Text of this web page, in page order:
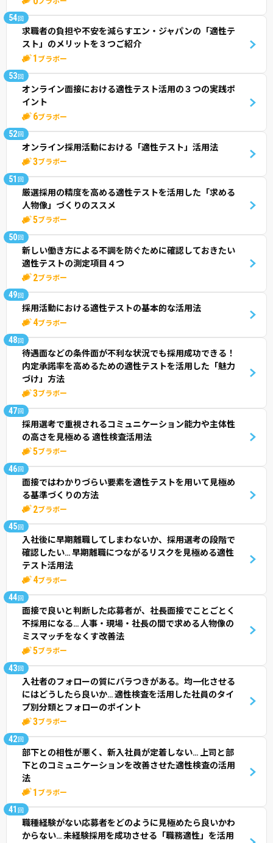
54回
求職者の負担や不安を減らすエン・ジャパンの「適性テ
スト」のメリットを３つご紹介
1 ブラボー
53回
オンライン面接における適性テスト活用の３つの実践ポ
イント
6ブラボー
52回
オンライン採用活動における「適性テスト」活用法
3ブラボー
51 回
厳選採用の精度を高める適性テストを活用した「求める
人物像」づくりのススメ
5ブラボー
50回
新しい働き方による不調を防ぐために確認しておきたい
適性テストの測定項目４つ
2ブラボー
49回
採用活動における適性テストの基本的な活用法
4ブラボー
48回
待遇面などの条件面が不利な状況でも採用成功できる！
内定承諾率を高めるための適性テストを活用した「魅力
づけ」方法
3ブラボー
47回
採用選考で重視されるコミュニケーション能力や主体性
の高さを見極める 適性検査活用法
5ブラボー
46回
面接ではわかりづらい要素を適性テストを用いて見極め
る基準づくりの方法
2ブラボー
45回
入社後に早期離職してしまわないか、採用選考の段階で
確認したい… 早期離職につながるリスクを見極める適性
テスト活用法
4ブラボー
44回
面接で良いと判断した応募者が、社長面接でことごとく
不採用になる… 人事・現場・社長の間で求める人物像の
ミスマッチをなくす改善法
5ブラボー
43回
入社者のフォローの質にバラつきがある。均一化させる
にはどうしたら良いか… 適性検査を活用した社員のタイ
プ別分類とフォローのポイント
3ブラボー
42回
部下との相性が悪く、新入社員が定着しない… 上司と部
下とのコミュニケーションを改善させた適性検査の活用
法
1 ブラボー
41 回
職種経験がない応募者をどのように見極めたら良いかわ
からない… 未経験採用を成功させる「職務適性」を活用